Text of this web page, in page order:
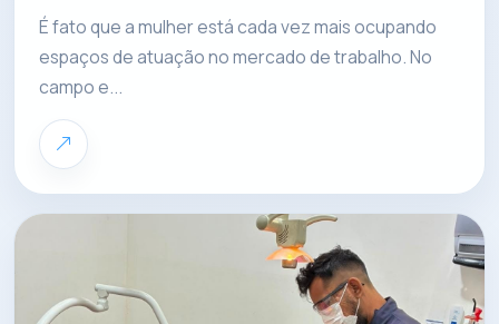
É fato que a mulher está cada vez mais ocupando
espaços de atuação no mercado de trabalho. No
campo e...